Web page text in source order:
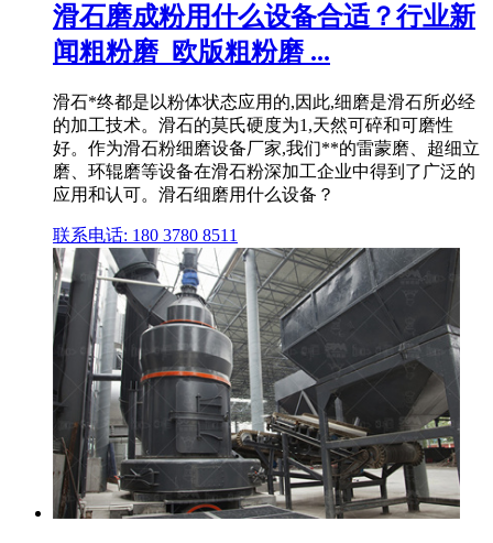
滑石磨成粉用什么设备合适？行业新
闻粗粉磨_欧版粗粉磨 ...
滑石*终都是以粉体状态应用的,因此,细磨是滑石所必经
的加工技术。滑石的莫氏硬度为1,天然可碎和可磨性
好。作为滑石粉细磨设备厂家,我们**的雷蒙磨、超细立
磨、环辊磨等设备在滑石粉深加工企业中得到了广泛的
应用和认可。滑石细磨用什么设备？
联系电话: 180 3780 8511